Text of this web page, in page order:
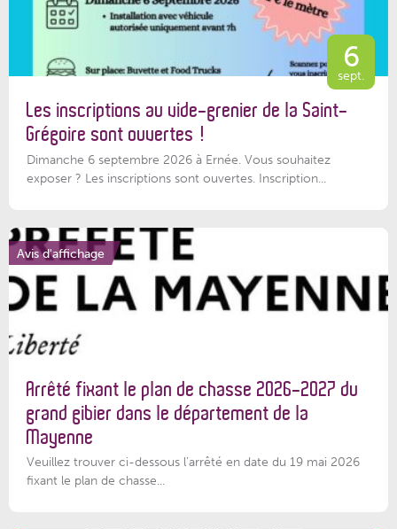
6
sept.
Les inscriptions au vide-grenier de la Saint-
Grégoire sont ouvertes !
Dimanche 6 septembre 2026 à Ernée. Vous souhaitez
exposer ? Les inscriptions sont ouvertes. Inscription...
Avis d'affichage
Arrêté fixant le plan de chasse 2026-2027 du
grand gibier dans le département de la
Mayenne
Veuillez trouver ci-dessous l’arrêté en date du 19 mai 2026
fixant le plan de chasse...